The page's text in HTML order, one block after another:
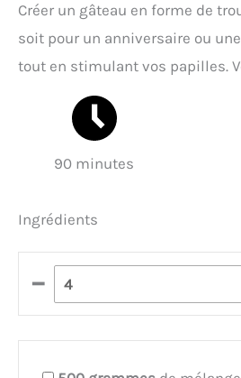
Créer un gâteau en forme de
soit pour un anniversaire ou
tout en stimulant vos papilles.
90 minutes
Ingrédients
–